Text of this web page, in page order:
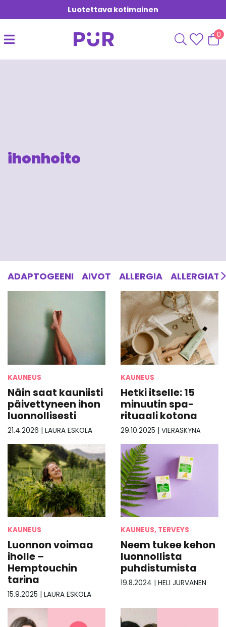
Luotettava kotimainen
0
ihonhoito
ADAPTOGEENI AIVOT ALLERGIA ALLERGIAT
KAUNEUS
Näin saat kauniisti
päivettyneen ihon
luonnollisesti
21.4.2026 | LAURA ESKOLA
KAUNEUS
Hetki itselle: 15
minuutin spa-
rituaali kotona
29.10.2025 | VIERASKYNÄ
KAUNEUS
Luonnon voimaa
iholle –
Hemptouchin
tarina
15.9.2025 | LAURA ESKOLA
KAUNEUS, TERVEYS
Neem tukee kehon
luonnollista
puhdistumista
19.8.2024 | HELI JURVANEN